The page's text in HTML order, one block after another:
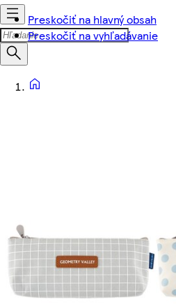
Preskočiť na hlavný obsah
Preskočiť na vyhľadávanie